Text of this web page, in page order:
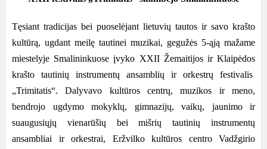
Tęsiant tradicijas bei puoselėjant lietuvių tautos ir savo krašto
kultūrą, ugdant meilę tautinei muzikai, gegužės 5-ąją mažame
miestelyje Smalininkuose įvyko XXII Žemaitijos ir Klaipėdos
krašto tautinių instrumentų ansamblių ir orkestrų festivalis
„Trimitatis“. Dalyvavo kultūros centrų, muzikos ir meno,
bendrojo ugdymo mokyklų, gimnazijų, vaikų, jaunimo ir
suaugusiųjų vienarūšių bei mišrių tautinių instrumentų
ansambliai ir orkestrai, Eržvilko kultūros centro Vadžgirio